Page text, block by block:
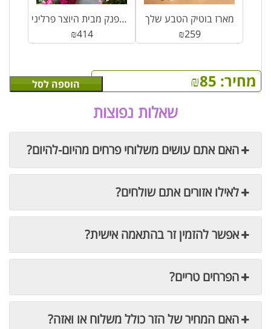
מחיר: ₪85 הוספה לסל
מארז אהבה גדול ומפנק מבית היוצר פרליני ROY שוקולד
₪414
מארז בוטיק הטבע שלך
₪259
שאלות נפוצות
האם אתם עושים משלוחי פרחים מהיום-להיום?
לאילו אזורים אתם שולחים?
אפשר להזמין זר בהתאמה אישית?
הפרחים טריים?
האם המחיר של הזר כולל משלוח או ואזה?